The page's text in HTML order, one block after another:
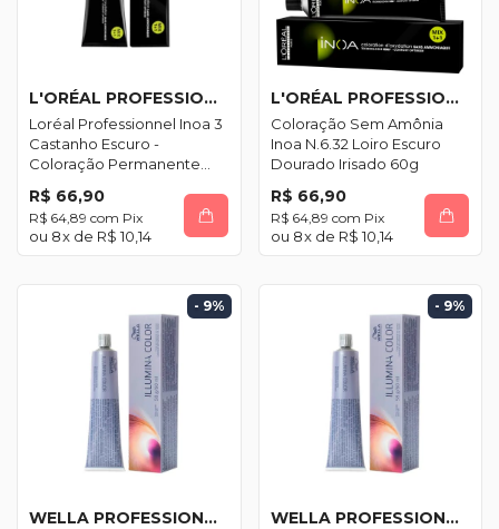
L'ORÉAL PROFESSIONNEL
Loréal Professionnel Inoa 3
Castanho Escuro -
Coloração Permanente
R$ 66,90
R$ 64,89 com Pix
8x de R$ 10,14
L'ORÉAL PROFESSIONNEL
Coloração Sem Amônia
Inoa N.6.32 Loiro Escuro
Dourado Irisado 60g
R$ 66,90
R$ 64,89 com Pix
8x de R$ 10,14
- 9%
WELLA PROFESSIONALS
- 9%
WELLA PROFESSIONALS